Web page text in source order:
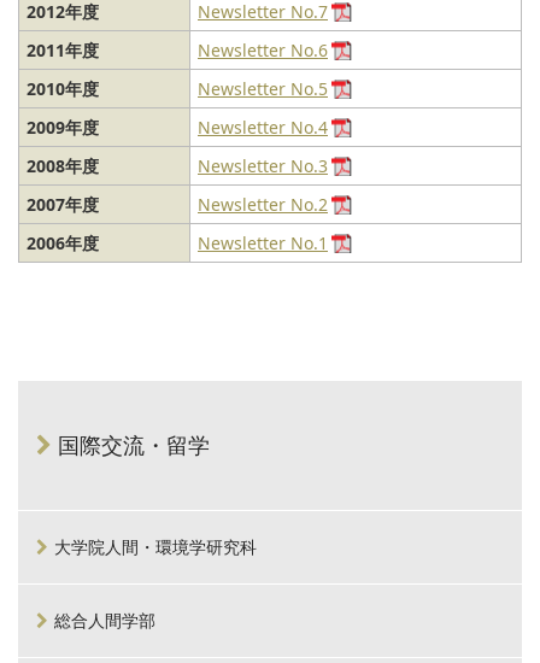
2012年度
Newsletter No.7
2011年度
Newsletter No.6
2010年度
Newsletter No.5
2009年度
Newsletter No.4
2008年度
Newsletter No.3
2007年度
Newsletter No.2
2006年度
Newsletter No.1
国際交流・留学
大学院人間・環境学研究科
総合人間学部